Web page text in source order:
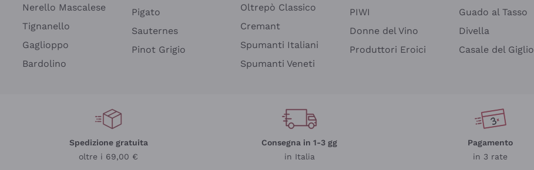
Nerello Mascalese
Tignanello
Gaglioppo
Bardolino
Pigato
Sauternes
Pinot Grigio
Oltrepò Classico
Cremant
Spumanti Italiani
Spumanti Veneti
PIWI
Donne del Vino
Produttori Eroici
Guado al Tasso
Divella
Casale del Giglio
Spedizione gratuita
oltre i 69,00 €
Consegna in 1-3 gg
in Italia
Pagamento
in 3 rate